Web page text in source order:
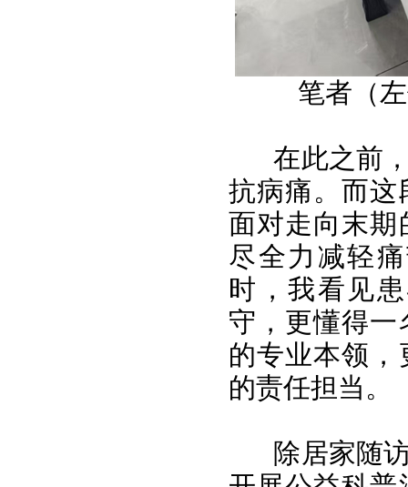
笔者（
在此之前
抗病痛。而这
面对走向末期
尽全力减轻
时，我看见
守，更懂得
的专业本领
的责任担当。
除居家随